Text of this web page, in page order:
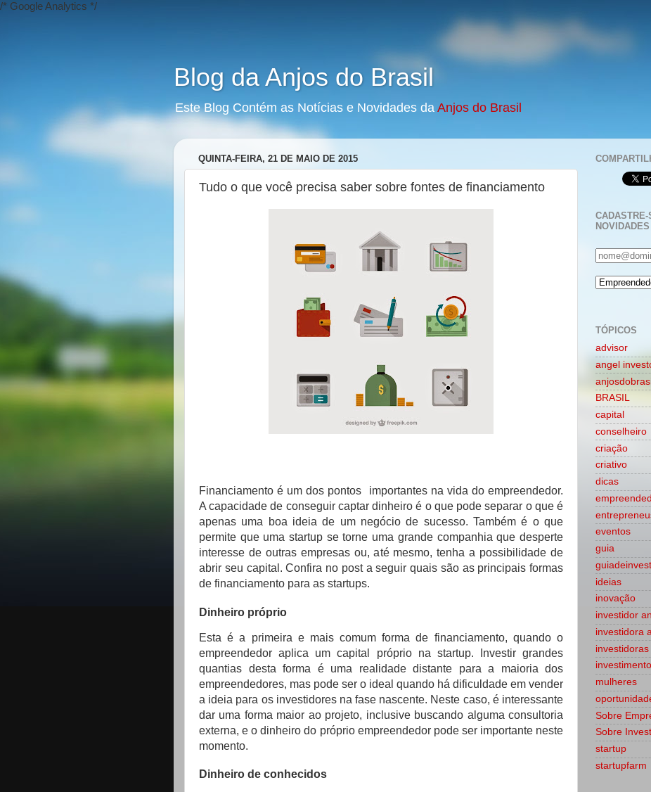
/* Google Analytics */
Blog da Anjos do Brasil
Este Blog Contém as Notícias e Novidades da Anjos do Brasil
QUINTA-FEIRA, 21 DE MAIO DE 2015
Tudo o que você precisa saber sobre fontes de financiamento
Financiamento é um dos pontos importantes na vida do empreendedor.
A capacidade de conseguir captar dinheiro é o que pode separar o que é
apenas uma boa ideia de um negócio de sucesso. Também é o que
permite que uma startup se torne uma grande companhia que desperte
interesse de outras empresas ou, até mesmo, tenha a possibilidade de
abrir seu capital. Confira no post a seguir quais são as principais formas
de financiamento para as startups.
Dinheiro próprio
Esta é a primeira e mais comum forma de financiamento, quando o
empreendedor aplica um capital próprio na startup. Investir grandes
quantias desta forma é uma realidade distante para a maioria dos
empreendedores, mas pode ser o ideal quando há dificuldade em vender
a ideia para os investidores na fase nascente. Neste caso, é interessante
dar uma forma maior ao projeto, inclusive buscando alguma consultoria
externa, e o dinheiro do próprio empreendedor pode ser importante neste
momento.
Dinheiro de conhecidos
NOVIDADES
TÓPICOS
advisor
angel
BRASIL
capital
conselheiro
criação
criativo
dicas
eventos
guia
ideias
inovação
investidor
investidora
investidoras
mulheres
Sobre
Sobre
startup
startupfarm